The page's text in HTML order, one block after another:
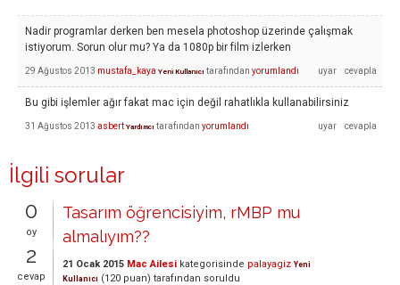
Nadir programlar derken ben mesela photoshop üzerinde çalışmak
istiyorum. Sorun olur mu? Ya da 1080p bir film izlerken
29 Ağustos 2013 mustafa_kaya Yeni Kullanıcı tarafından yorumlandı
Bu gibi işlemler ağır fakat mac için değil rahatlıkla kullanabilirsiniz
31 Ağustos 2013 asbert Yardımcı tarafından yorumlandı
İlgili sorular
0
oy
2
cevap
Tasarım öğrencisiyim, rMBP mu
almalıyım??
21 Ocak 2015 Mac Ailesi kategorisinde palayagiz Yeni
Kullanıcı (120 puan) tarafından soruldu